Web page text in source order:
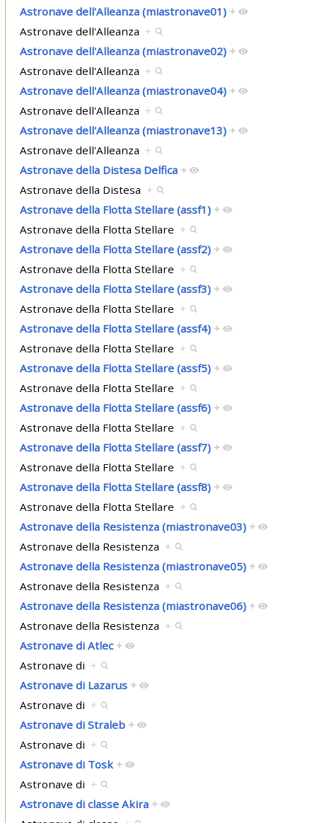
Astronave dell'Alleanza (miastronave01) +
Astronave dell'Alleanza +
Astronave dell'Alleanza (miastronave02) +
Astronave dell'Alleanza +
Astronave dell'Alleanza (miastronave04) +
Astronave dell'Alleanza +
Astronave dell'Alleanza (miastronave13) +
Astronave dell'Alleanza +
Astronave della Distesa Delfica +
Astronave della Distesa +
Astronave della Flotta Stellare (assf1) +
Astronave della Flotta Stellare +
Astronave della Flotta Stellare (assf2) +
Astronave della Flotta Stellare +
Astronave della Flotta Stellare (assf3) +
Astronave della Flotta Stellare +
Astronave della Flotta Stellare (assf4) +
Astronave della Flotta Stellare +
Astronave della Flotta Stellare (assf5) +
Astronave della Flotta Stellare +
Astronave della Flotta Stellare (assf6) +
Astronave della Flotta Stellare +
Astronave della Flotta Stellare (assf7) +
Astronave della Flotta Stellare +
Astronave della Flotta Stellare (assf8) +
Astronave della Flotta Stellare +
Astronave della Resistenza (miastronave03) +
Astronave della Resistenza +
Astronave della Resistenza (miastronave05) +
Astronave della Resistenza +
Astronave della Resistenza (miastronave06) +
Astronave della Resistenza +
Astronave di Atlec +
Astronave di +
Astronave di Lazarus +
Astronave di +
Astronave di Straleb +
Astronave di +
Astronave di Tosk +
Astronave di +
Astronave di classe Akira +